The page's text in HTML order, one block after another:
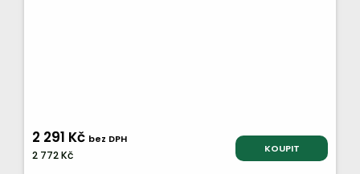
2 291 Kč bez DPH
2 772 Kč KOUPIT